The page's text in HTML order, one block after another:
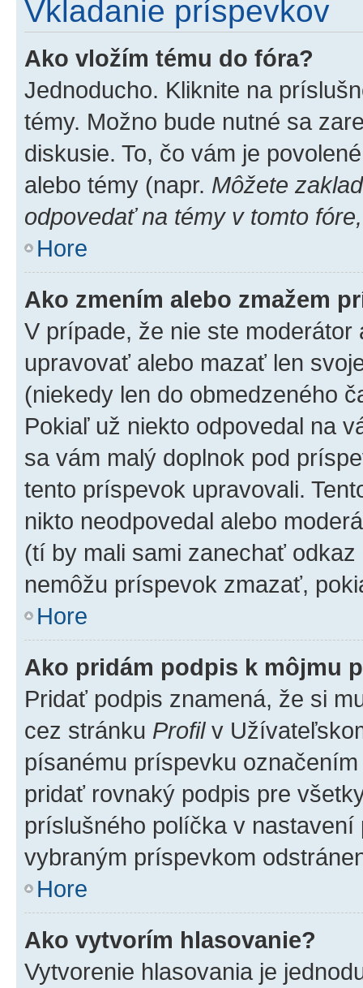
Vkladanie príspevkov
Ako vložím tému do fóra?
Jednoducho. Kliknite na
témy. Možno bude nutné sa
diskusie. To, čo vám je
alebo témy (napr. Môžete
odpovedať na témy v tomto
Hore
Ako zmením alebo zmažem
V prípade, že nie ste
upravovať alebo mazať len
(niekedy len do obmedzeného
Pokiaľ už niekto odpovedal na
sa vám malý doplnok pod
tento príspevok upravovali.
nikto neodpovedal alebo
(tí by mali sami zanechať
nemôžu príspevok zmazať,
Hore
Ako pridám podpis k môjmu
Pridať podpis znamená, že si
cez stránku Profilv
písanému príspevku
pridať rovnaký podpis pre
príslušného políčka v
vybraným príspevkom
Hore
Ako vytvorím hlasovanie?
Vytvorenie hlasovania je